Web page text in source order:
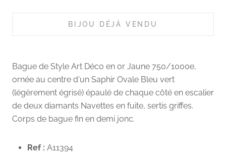
BIJOU DÉJÀ VENDU
Bague de Style Art Déco en or Jaune 750/1000e,
ornée au centre d'un Saphir Ovale Bleu vert
(légèrement égrisé) épaulé de chaque côté en escalier
de deux diamants Navettes en fuite, sertis griffes.
Corps de bague fin en demi jonc.
Ref : A11394